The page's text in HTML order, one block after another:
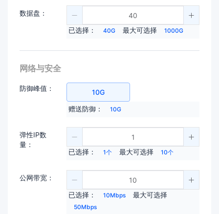
数据盘：
已选择： 40G 最大可选择 1000G
网络与安全
防御峰值： 10G
赠送防御： 10G
弹性IP数
量：
已选择：
1个 最大可选择 10个
公网带宽：
已选择： 10Mbps 最大可选择
50Mbps